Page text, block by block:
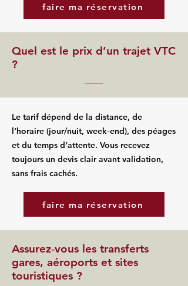
faire ma réservation
Quel est le prix d’un trajet VTC
?
Le tarif dépend de la distance, de
l’horaire (jour/nuit, week‑end), des péages
et du temps d’attente. Vous recevez
toujours un devis clair avant validation,
sans frais cachés.
faire ma réservation
Assurez‑vous les transferts
gares, aéroports et sites
touristiques ?